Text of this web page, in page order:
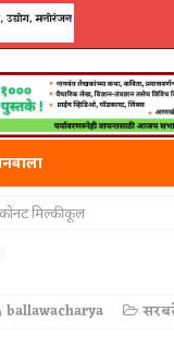
लॉग-इन करा
मिल्की कूल
ballawacharya